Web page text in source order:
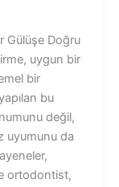
Gülüşe Doğru
uygun bir
bir
bu
değil,
uyumunu da
ortodontist,